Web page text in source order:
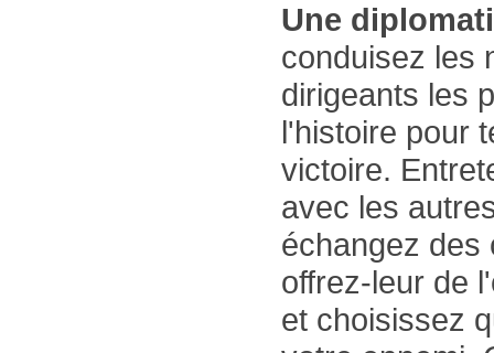
Une
conduisez les
dirigeants les
l'histoire pour
victoire.
avec les
échangez des
offrez-leur de
et choisissez